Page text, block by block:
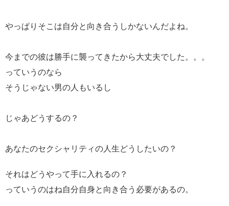
やっぱりそこは自分と向き合うしかないんだよね。
今までの彼は勝手に襲ってきたから大丈夫でした。。。
っていうのなら
そうじゃない男の人もいるし
じゃあどうするの？
あなたのセクシャリティの人生どうしたいの？
それはどうやって手に入れるの？
っていうのはね自分自身と向き合う必要があるの。